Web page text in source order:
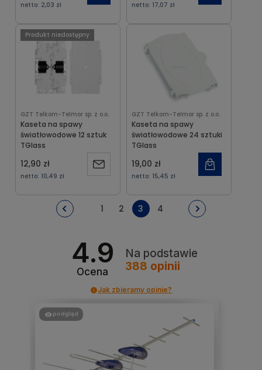
netto: 2,03 zł netto: 17,07 zł
GZT Telkom-Telmor sp. z o.o.
Kaseta na spawy
światłowodowe 12 sztuk
TGlass
12,90 zł
netto: 10,49 zł
Produkt niedostępny
Powiadom
dostępności
GZT Telkom-Telmor sp. z o.o.
Kaseta na spawy
światłowodowe 24 sztuki
TGlass
19,00 zł
netto: 15,45 zł
1 2 3 4
4.9
Ocena
Na podstawie
388 opinii
Jak zbieramy opinie?
podgląd